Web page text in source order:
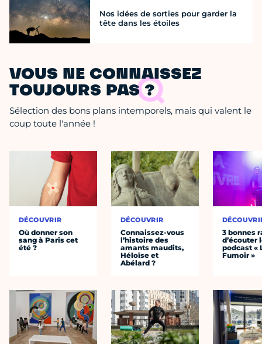
Nos idées de sorties pour garder la
tête dans les étoiles
VOUS NE CONNAISSEZ
TOUJOURS PAS ?
Sélection des bons plans intemporels, mais qui valent le
coup toute l'année !
DÉCOUVRIR
Où donner son
sang à Paris cet
été ?
DÉCOUVRIR
Connaissez-vous
l’histoire des
amants maudits,
Héloïse et
Abélard ?
3 bonnes
d’écouter
podcast «
Fumoir »